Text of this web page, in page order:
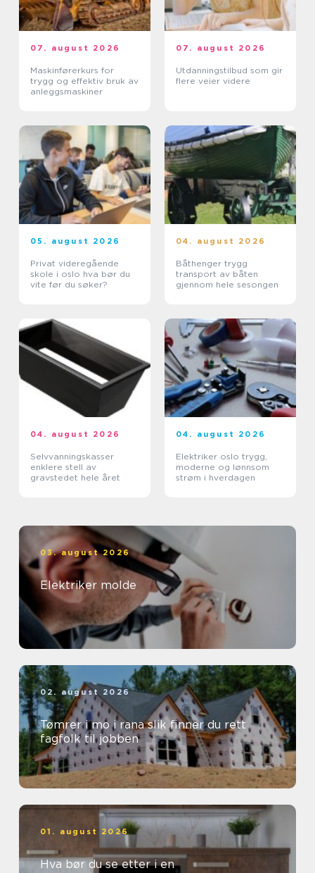
07. august 2026
Maskinførerkurs for
trygg og effektiv bruk av
anleggsmaskiner
07. august 2026
Utdanningstilbud som gir
flere veier videre
05. august 2026
Privat videregående
skole i oslo hva bør du
vite før du søker?
04. august 2026
Båthenger trygg
transport av båten
gjennom hele sesongen
04. august 2026
Selvvanningskasser
enklere stell av
gravstedet hele året
04. august 2026
Elektriker oslo trygg,
moderne og lønnsom
strøm i hverdagen
03. august 2026
Elektriker molde
02. august 2026
Tømrer i mo i rana slik finner du rett
fagfolk til jobben
01. august 2026
Hva bør du se etter i en